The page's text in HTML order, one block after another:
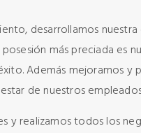
desarrollamos
más preciada es
Además mejoramos
de nuestros
y realizamos todos los